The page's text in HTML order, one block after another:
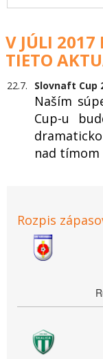
V JÚLI 2017
TIETO
22.7. Slovnaft Cup
Naším
Cup-u
nad tímom
Rozpis